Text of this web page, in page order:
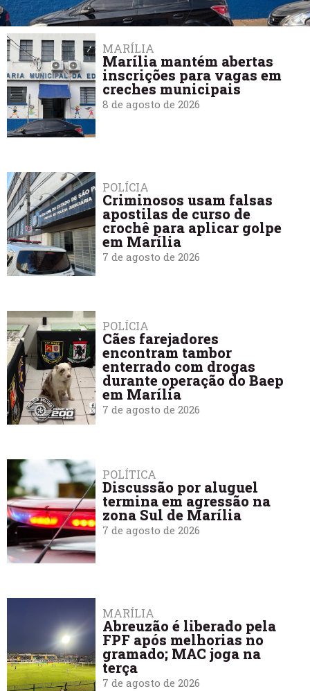
MARÍLIA
Marília mantém abertas
inscrições para vagas em
creches municipais
8 de agosto de 2026
POLÍCIA
Criminosos usam falsas
apostilas de curso de
crochê para aplicar golpe
em Marília
7 de agosto de 2026
POLÍCIA
Cães farejadores
encontram tambor
enterrado com drogas
durante operação do Baep
em Marília
7 de agosto de 2026
POLÍTICA
Discussão por aluguel
termina em agressão na
zona Sul de Marília
7 de agosto de 2026
MARÍLIA
Abreuzão é liberado pela
FPF após melhorias no
gramado; MAC joga na
terça
7 de agosto de 2026